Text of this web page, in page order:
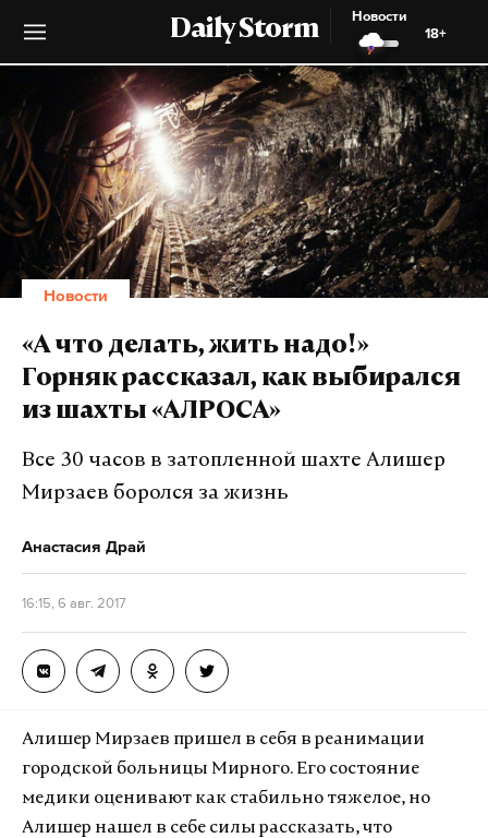
Daily Storm
Новости
18+
Новости
«А что делать, жить надо!»
Горняк рассказал, как выбирался
из шахты «АЛРОСА»
Все 30 часов в затопленной шахте Алишер
Мирзаев боролся за жизнь
Анастасия Драй
16:15, 6 авг. 2017
Алишер Мирзаев пришел в себя в реанимации
городской больницы Мирного. Его состояние
медики оценивают как стабильно тяжелое, но
Алишер нашел в себе силы рассказать, что